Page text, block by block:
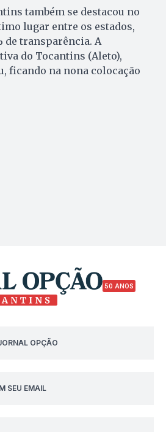
também se destacou no
lugar entre os estados,
de transparência. A
do Tocantins (Aleto),
ficando na nona colocação
50 ANOS
OPÇÃO
SEU EMAIL